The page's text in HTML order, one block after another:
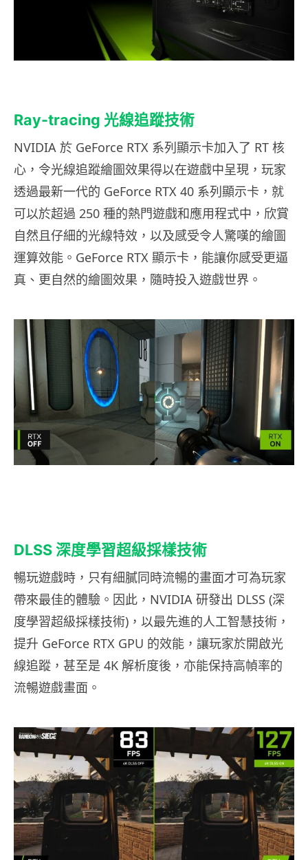
Ray-tracing 光線追蹤技術
NVIDIA 於 GeForce RTX 系列顯示卡加入了 RT 核
心，令光線追蹤繪圖效果得以在遊戲中呈現，玩家
透過最新一代的 GeForce RTX 40 系列顯示卡，就
可以於超過 250 種的熱門遊戲和應用程式中，欣賞
自然且仔細的光線特效，以及感受令人驚嘆的繪圖
運算效能。GeForce RTX 顯示卡，能讓你感受更逼
真、更自然的繪圖效果，隨時投入遊戲世界。
DLSS深度學習超級採樣技術
暢玩遊戲時，只有細膩同時流暢的畫面才可為玩家
帶來最佳的體驗。因此，NVIDIA 研發出 DLSS (深
度學習超級採樣技術)，以最先進的人工智慧技術，
提升 GeForce RTX GPU 的效能，讓玩家於開啟光
線追蹤，甚至是 4K 解析度後，亦能保持高幀率的
流暢遊戲畫面。